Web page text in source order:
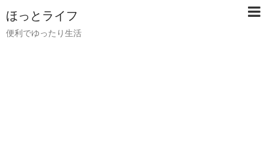
ほっとライフ
便利でゆったり生活